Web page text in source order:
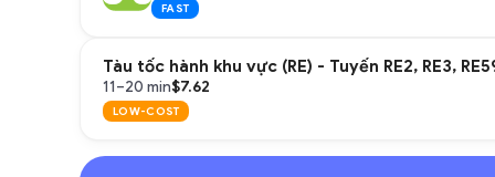
FAST
Tàu tốc hành khu vực (RE) - Tuyến RE2, RE3,
11–20 min$7.62
LOW-COST